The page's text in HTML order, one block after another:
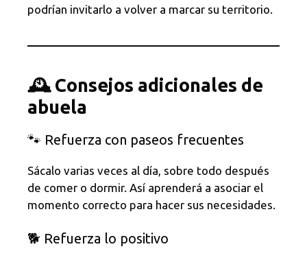
podrían invitarlo a volver a marcar su territorio.
🕰️ Consejos adicionales de
abuela
🐾 Refuerza con paseos frecuentes
Sácalo varias veces al día, sobre todo después
de comer o dormir. Así aprenderá a asociar el
momento correcto para hacer sus necesidades.
🐕 Refuerza lo positivo